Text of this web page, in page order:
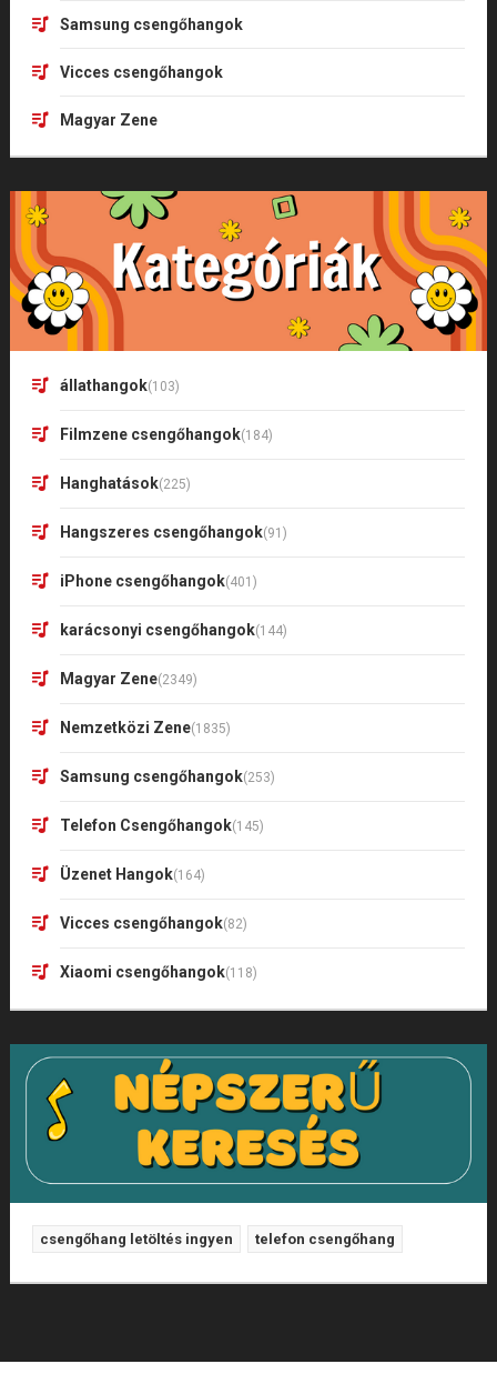
Samsung csengőhangok
Vicces csengőhangok
Magyar Zene
állathangok(103)
Filmzene csengőhangok(184)
Hanghatások(225)
Hangszeres csengőhangok(91)
iPhone csengőhangok(401)
karácsonyi csengőhangok(144)
Magyar Zene(2349)
Nemzetközi Zene(1835)
Samsung csengőhangok(253)
Telefon Csengőhangok(145)
Üzenet Hangok(164)
Vicces csengőhangok(82)
Xiaomi csengőhangok(118)
csengőhang letöltés ingyen telefon csengőhang